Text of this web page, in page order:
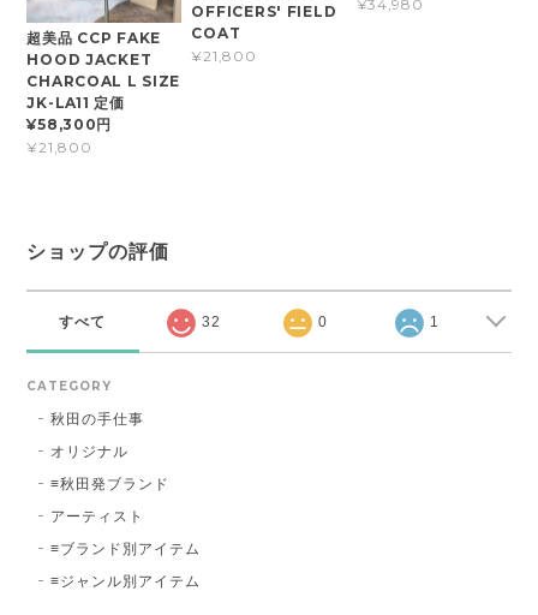
超美品 CCP FAKE
HOOD JACKET
CHARCOAL L SIZE
JK-LA11 定価
¥58,300円
¥21,800
OFFICERS' FIELD
COAT
¥21,800
¥34,980
ショップの評価
すべて 32 0 1
CATEGORY
秋田の手仕事
オリジナル
≡秋田発ブランド
アーティスト
≡ブランド別アイテム
≡ジャンル別アイテム